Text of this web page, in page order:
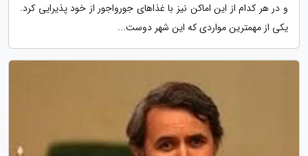
و در هر کدام از این اماکن نیز با غذاهای جورواجور از خود پذیرایی کرد.
یکی از مهمترین مواردی که این شهر دوست...